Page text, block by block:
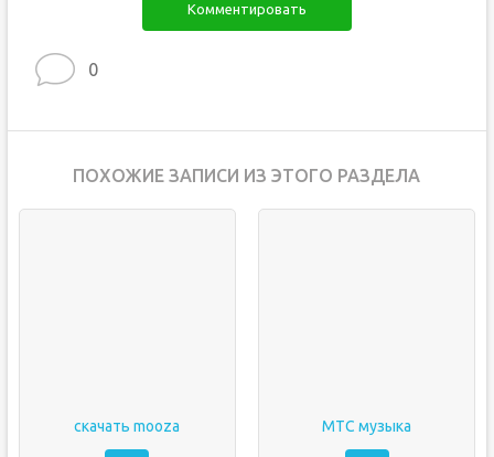
Комментировать
0
ПОХОЖИЕ ЗАПИСИ ИЗ ЭТОГО РАЗДЕЛА
скачать mooza МТС музыка